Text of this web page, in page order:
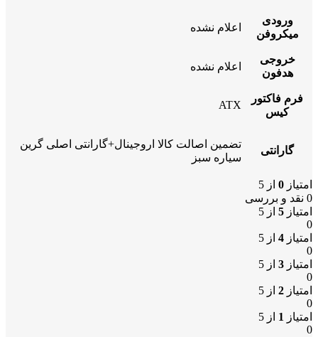
ورودی
میکروفن
اعلام نشده
خروجی
هدفون
اعلام نشده
فرم فاکتور
کیس
ATX
گارانتی
تضمین اصالت کالا اروجینال+گارانتی اصلی گرین
سیاره سبز
امتیاز 0 از 5
0 نقد و بررسی
امتیاز 5 از 5
0
امتیاز 4 از 5
0
امتیاز 3 از 5
0
امتیاز 2 از 5
0
امتیاز 1 از 5
0